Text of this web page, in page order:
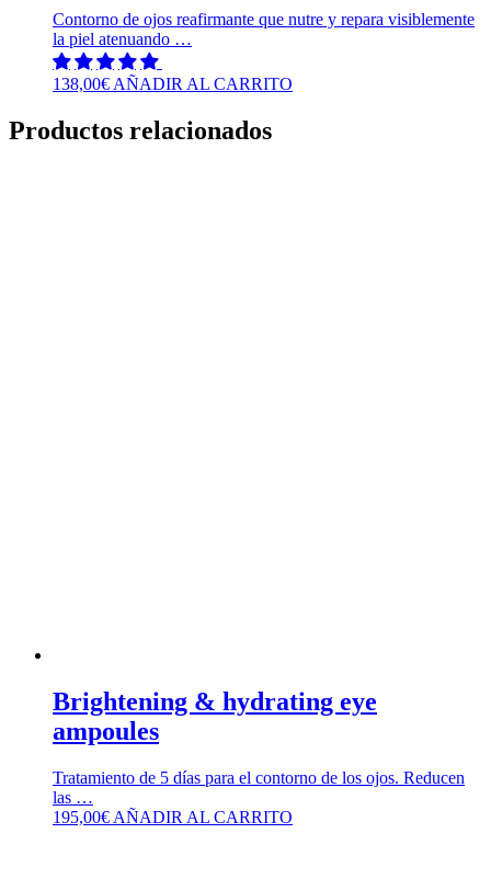
Contorno de ojos reafirmante que nutre y repara visiblemente
la piel atenuando …
138,00€ AÑADIR AL CARRITO
Productos relacionados
Brightening & hydrating eye
ampoules
Tratamiento de 5 días para el contorno de los ojos. Reducen
las …
195,00€ AÑADIR AL CARRITO